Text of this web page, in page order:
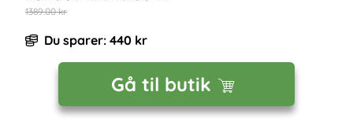
1389.00kr
Du sparer: 440 kr
Gå til butik